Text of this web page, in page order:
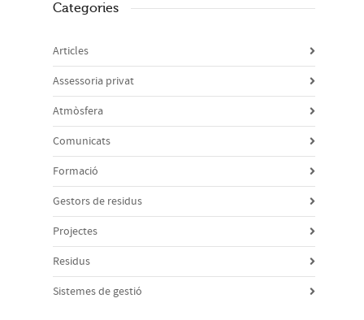
Categories
Articles
Assessoria privat
Atmòsfera
Comunicats
Formació
Gestors de residus
Projectes
Residus
Sistemes de gestió